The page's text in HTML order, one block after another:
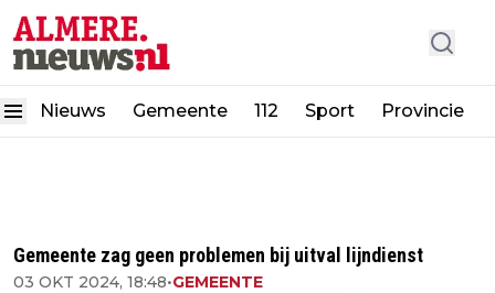
Nieuws Gemeente 112 Sport Provincie
Gemeente zag geen problemen bij uitval lijndienst
03 OKT 2024, 18:48•GEMEENTE